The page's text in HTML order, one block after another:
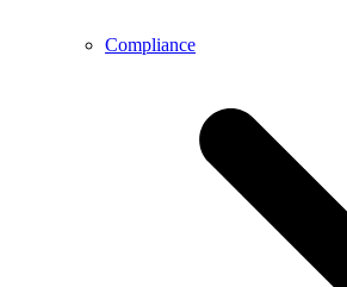
Compliance